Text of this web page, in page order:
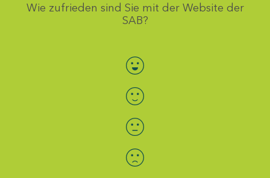
Wie zufrieden sind Sie mit der Website der
SAB?
Bewertung auswählen